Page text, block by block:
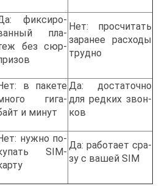
фик­си­ро­
пла­
без сюр­
Нет: про­счи­тать
за­ра­нее рас­хо­ды
труд­но
в па­ке­те
ги­га­
и ми­нут
Да: до­ста­точ­но
для ред­ких звон­
ков
нуж­но по­
SIM-
Да: ра­бо­та­ет сра­
зу с ва­шей SIM